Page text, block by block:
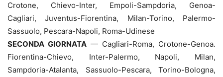
Crotone, Chievo-Inter, Empoli-Sampdoria, Genoa-
Cagliari, Juventus-Fiorentina, Milan-Torino, Palermo-
Sassuolo, Pescara-Napoli, Roma-Udinese
SECONDA GIORNATA — Cagliari-Roma, Crotone-Genoa.
Fiorentina-Chievo, Inter-Palermo, Napoli, Milan,
Sampdoria-Atalanta, Sassuolo-Pescara, Torino-Bologna,